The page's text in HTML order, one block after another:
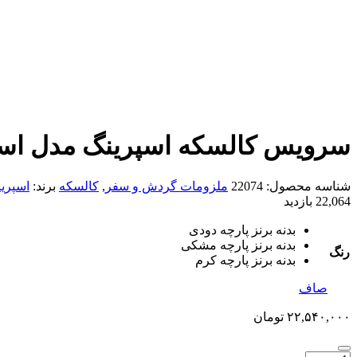
سرویس کالسکه اسپرینگ مدل
شناسه محصول: 22074 ملزومات گردش و سفر , کالسکه برند:
22,064 بازدید
رنگ
بدنه برنز پارچه دودی
بدنه برنز پارچه مشکی
بدنه برنز پارچه کرم
صاف
۲۲,۵۴۰,۰۰۰ تومان